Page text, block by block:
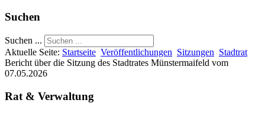
Suchen
Suchen ...
Aktuelle Seite: Startseite Veröffentlichungen Sitzungen Stadtrat
Bericht über die Sitzung des Stadtrates Münstermaifeld vom
07.05.2026
Rat & Verwaltung